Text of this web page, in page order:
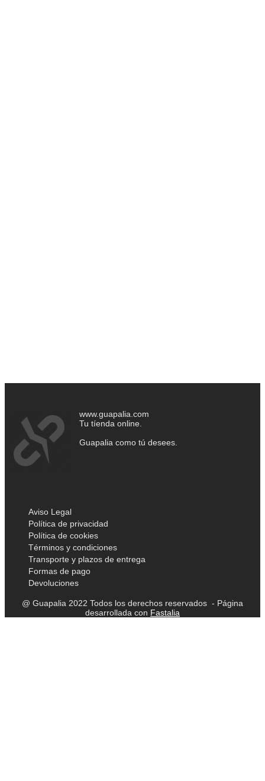
www.guapalia.com
Tu tíenda online.
Guapalia como tú desees.
Aviso Legal
Política de privacidad
Política de cookies
Términos y condiciones
Transporte y plazos de entrega
Formas de pago
Devoluciones
@ Guapalia 2022 Todos los derechos reservados - Página
desarrollada con Fastalia